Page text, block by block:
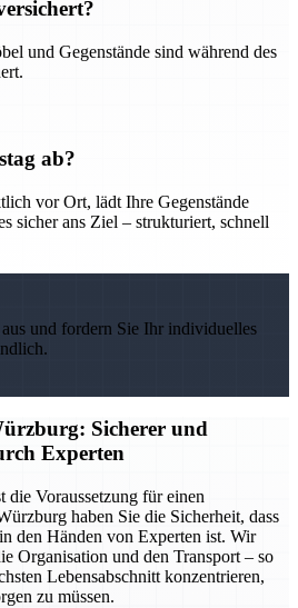
und Gegenstände sind während des
ab?
vor Ort, lädt Ihre Gegenstände
sicher ans Ziel – strukturiert, schnell
und fordern Sie Ihr individuelles
Sicherer und
Experten
Voraussetzung für einen
haben Sie die Sicherheit, dass
den Händen von Experten ist. Wir
Organisation und den Transport – so
Lebensabschnitt konzentrieren,
zu müssen.